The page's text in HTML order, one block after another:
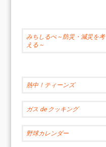
みちしるべ～防災・減災を考
える～
熱中！ティーンズ
ガス de クッキング
野球カレンダー